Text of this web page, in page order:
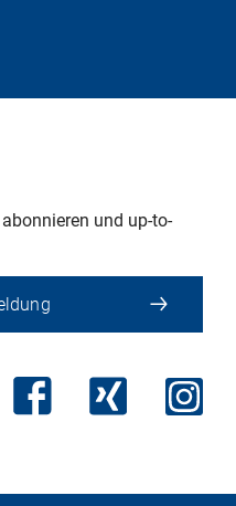
und up-to-